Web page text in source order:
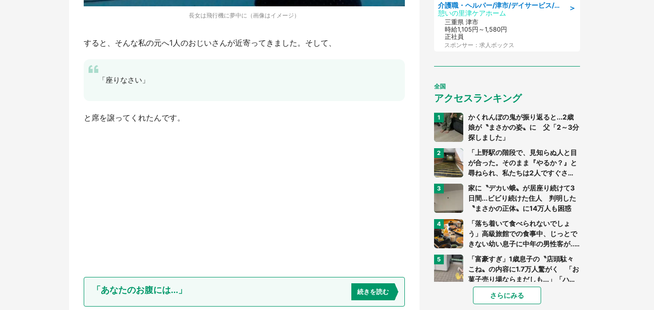
長女は飛行機に夢中に（画像はイメージ）
すると、そんな私の元へ1人のおじいさんが近寄ってきました。そして、
「座りなさい」
と席を譲ってくれたんです。
「あなたのお腹には...」 続きを読む
＞
介護職・ヘルパー/津市/デイサービス/近鉄名古屋線 高田本山/三重県
憩いの里津ケアホーム
三重県 津市
時給1,105円～1,580円
正社員
スポンサー：求人ボックス
全国
アクセスランキング
かくれんぼの鬼が振り返ると...2歳
娘が〝まさかの姿〟に 父「2～3分
探しました」
「上野駅の階段で、見知らぬ人と目
が合った。そのまま『やるか？』と
尋ねられ、私たちは2人ですぐさ
ま...」（茨城県・70代男性）
家に〝デカい蛾〟が居座り続けて3
日間...ビビり続けた住人 判明した
〝まさかの正体〟に14万人も困惑
「落ち着いて食べられないでしょ
う」高級旅館での食事中、じっとで
きない幼い息子に中年の男性客が...
（東京都・40代男性）
「富豪すぎ」1歳息子の〝店頭駄々
こね〟の内容に1.7万人驚がく 「お
菓子売り場ならまだしも...」「ハー
ドル高い」
あまりにも四角すぎる猫、激写され
る 「これもう座布団だろ」「食パ
さらにみる